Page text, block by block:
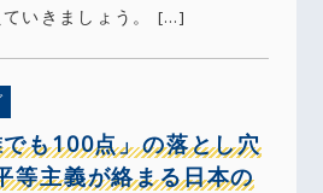
ていきましょう。 […]
も100点」の落とし穴
等主義が絡まる日本の